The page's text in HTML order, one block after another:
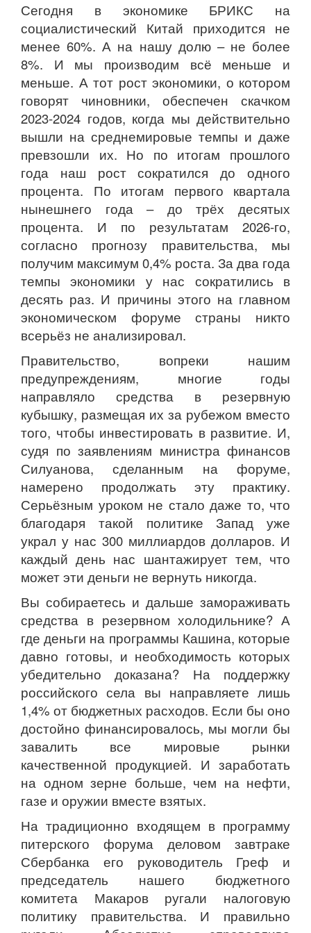
Сегодня в экономике БРИКС на
социалистический Китай приходится не
менее 60%. А на нашу долю – не более
8%. И мы производим всё меньше и
меньше. А тот рост экономики, о котором
говорят чиновники, обеспечен скачком
2023-2024 годов, когда мы действительно
вышли на среднемировые темпы и даже
превзошли их. Но по итогам прошлого
года наш рост сократился до одного
процента. По итогам первого квартала
нынешнего года – до трёх десятых
процента. И по результатам 2026-го,
согласно прогнозу правительства, мы
получим максимум 0,4% роста. За два года
темпы экономики у нас сократились в
десять раз. И причины этого на главном
экономическом форуме страны никто
всерьёз не анализировал.
Правительство, вопреки нашим
предупреждениям, многие годы
направляло средства в резервную
кубышку, размещая их за рубежом вместо
того, чтобы инвестировать в развитие. И,
судя по заявлениям министра финансов
Силуанова, сделанным на форуме,
намерено продолжать эту практику.
Серьёзным уроком не стало даже то, что
благодаря такой политике Запад уже
украл у нас 300 миллиардов долларов. И
каждый день нас шантажирует тем, что
может эти деньги не вернуть никогда.
Вы собираетесь и дальше замораживать
средства в резервном холодильнике? А
где деньги на программы Кашина, которые
давно готовы, и необходимость которых
убедительно доказана? На поддержку
российского села вы направляете лишь
1,4% от бюджетных расходов. Если бы оно
достойно финансировалось, мы могли бы
завалить все мировые рынки
качественной продукцией. И заработать
на одном зерне больше, чем на нефти,
газе и оружии вместе взятых.
На традиционно входящем в программу
питерского форума деловом завтраке
Сбербанка его руководитель Греф и
председатель нашего бюджетного
комитета Макаров ругали налоговую
политику правительства. И правильно